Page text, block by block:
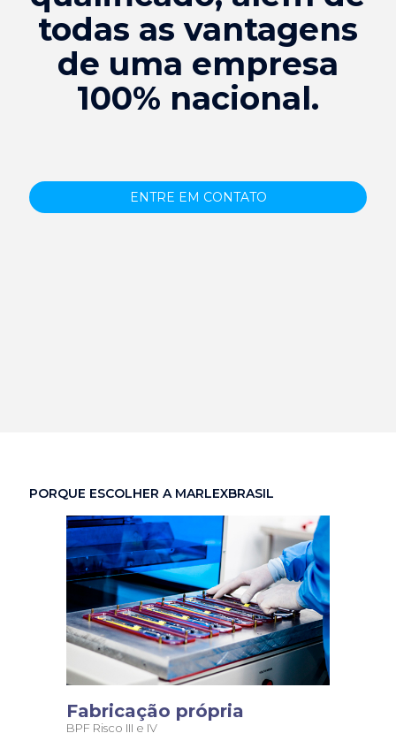
todas as vantagens
de uma empresa
100% nacional.
ENTRE EM CONTATO
PORQUE ESCOLHER A MARLEXBRASIL
Fabricação própria
BPF Risco III e IV